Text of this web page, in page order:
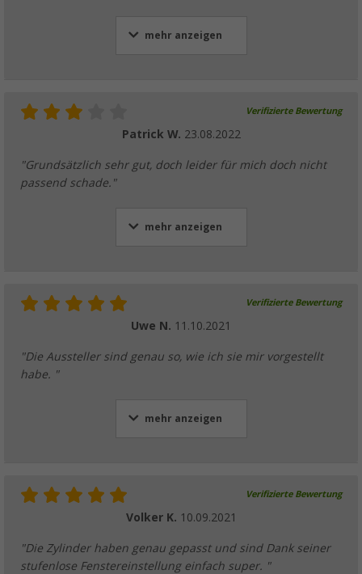
mehr anzeigen
Verifizierte Bewertung
Patrick W. 23.08.2022
"Grundsätzlich sehr gut, doch leider für mich doch nicht
passend schade."
mehr anzeigen
Verifizierte Bewertung
Uwe N. 11.10.2021
"Die Aussteller sind genau so, wie ich sie mir vorgestellt
habe. "
mehr anzeigen
Verifizierte Bewertung
Volker K. 10.09.2021
"Die Zylinder haben genau gepasst und sind Dank seiner
stufenlose Fenstereinstellung einfach super. "